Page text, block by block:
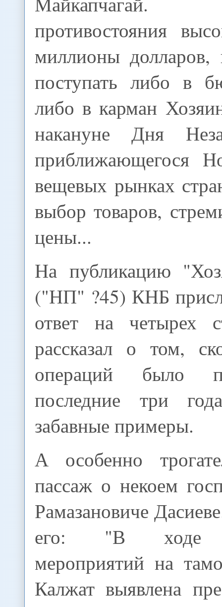
противостояния
миллионы долларов,
поступать либо в
либо в карман
накануне Дня
приближающегося
вещевых рынках
выбор товаров,
цены...
На публикацию
("НП" ?45) КНБ
ответ на четырех
рассказал о том,
операций было
последние три
забавные примеры.
А особенно
пассаж о некоем
Рамазановиче
его: "В ходе
мероприятий на
Калжат выявлена